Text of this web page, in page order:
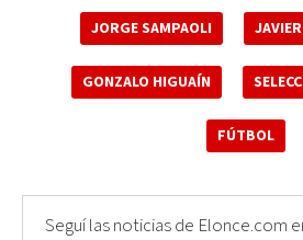
JORGE SAMPAOLI
GONZALO HIGUAÍN
FÚTBOL
Seguí las noticias de Elonce.com